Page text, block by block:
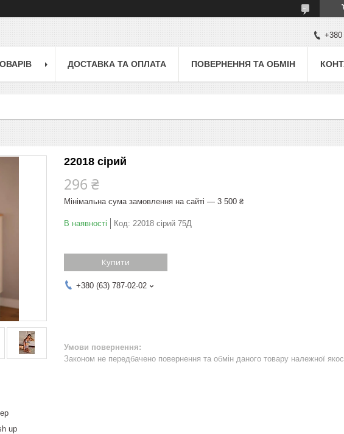
+380
ДОСТАВКА ТА ОПЛАТА ПОВЕРНЕННЯ ТА ОБМІН
22018 сірий
296 ₴
Мінімальна сума замовлення на сайті — 3 500 ₴
В наявності Код: 22018 сірий 75Д
Купити
+380 (63) 787-02-02
Законом не передбачено повернення та обмін даного товару належної
up